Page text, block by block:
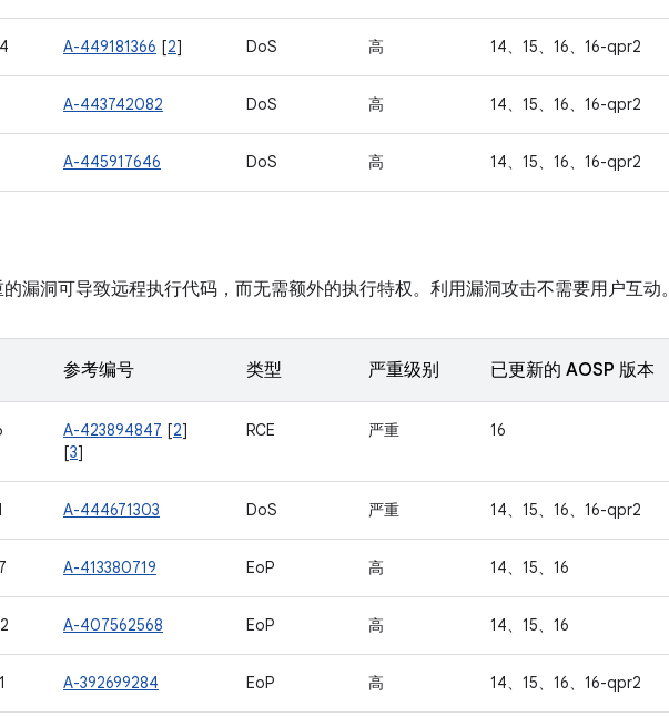
A-449181366 [2] DoS 高 14、15、16、16-qpr2
A-443742082 DoS 高 14、15、16、16-qpr2
A-445917646 DoS 高 14、15、16、16-qpr2
漏洞可导致远程执行代码，而无需额外的执行特权。利用漏洞攻击不需要用户互动。
参考编号 类型 严重级别 已更新的 AOSP 版本
A-423894847 [2]
[3]
RCE 严重 16
A-444671303 DoS 严重 14、15、16、16-qpr2
A-413380719 EoP 高 14、15、16
A-407562568 EoP 高 14、15、16
A-392699284 EoP 高 14、15、16、16-qpr2